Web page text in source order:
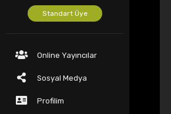
Standart Üye
Online Yayıncılar
Sosyal Medya
Profilim